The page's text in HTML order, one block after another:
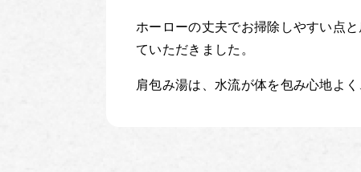
ホーローの丈夫でお掃除しやすい点
ていただきました。
肩包み湯は、水流が体を包み心地よ